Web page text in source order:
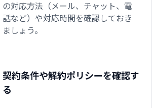
の対応方法（メール、チャット、電
話など）や対応時間を確認しておき
ましょう。
契約条件や解約ポリシーを確認す
る